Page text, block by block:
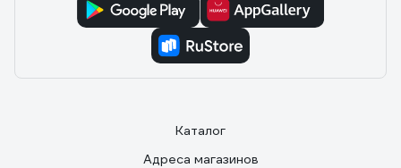
Каталог
Адреса магазинов